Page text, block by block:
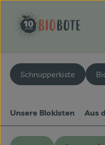
Schnupperkiste
Unsere Biokisten Aus